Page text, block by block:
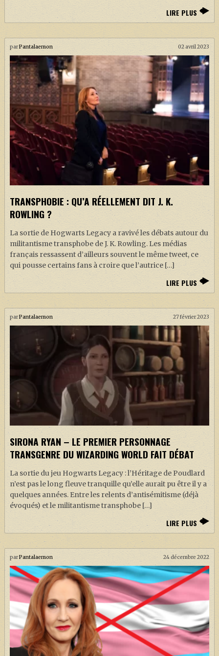
LIRE PLUS
parPantalaemon 02 avril 2023
TRANSPHOBIE : QU’A RÉELLEMENT DIT J. K.
ROWLING ?
La sortie de Hogwarts Legacy a ravivé les débats autour du
militantisme transphobe de J. K. Rowling. Les médias
français ressassent d’ailleurs souvent le même tweet, ce
qui pousse certains fans à croire que l’autrice […]
LIRE PLUS
parPantalaemon 27 février 2023
SIRONA RYAN – LE PREMIER PERSONNAGE
TRANSGENRE DU WIZARDING WORLD FAIT DÉBAT
La sortie du jeu Hogwarts Legacy : l’Héritage de Poudlard
n’est pas le long fleuve tranquille qu’elle aurait pu être il y a
quelques années. Entre les relents d’antisémitisme (déjà
évoqués) et le militantisme transphobe […]
LIRE PLUS
parPantalaemon 24 décembre 2022